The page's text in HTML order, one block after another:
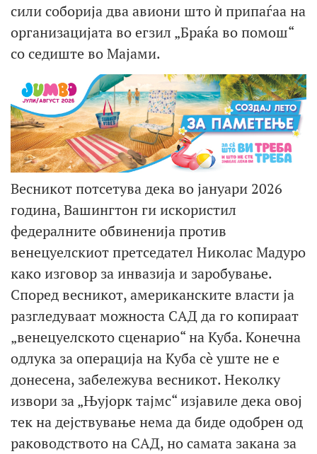
сили соборија два авиони што ѝ припаѓаа на
организацијата во егзил „Браќа во помош“
со седиште во Мајами.
Весникот потсетува дека во јануари 2026
година, Вашингтон ги искористил
федералните обвиненија против
венецуелскиот претседател Николас Мадуро
како изговор за инвазија и заробување.
Според весникот, американските власти ја
разгледуваат можноста САД да го копираат
„венецуелското сценарио“ на Куба. Конечна
одлука за операција на Куба сè уште не е
донесена, забележува весникот. Неколку
извори за „Њујорк тајмс“ изјавиле дека овој
тек на дејствување нема да биде одобрен од
раководството на САД, но самата закана за